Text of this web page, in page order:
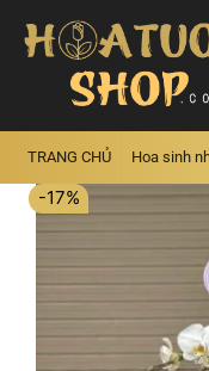
TRANG CHỦ Hoa sinh
-17%